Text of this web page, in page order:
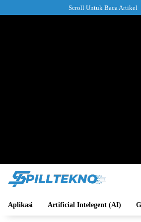
ke
Scroll Untuk Baca Artikel
Aplikasi Artificial Intelegent (AI)